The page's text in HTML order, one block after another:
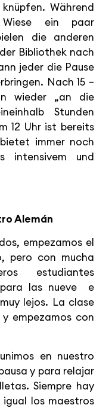
Während
ein paar
die anderen
Bibliothek nach
jeder die Pause
Nach 15 –
wieder „an die
Stunden
12 Uhr ist bereits
immer noch
intensivem und
Alemán
empezamos el
pero con mucha
estudiantes
las nueve e
lejos. La clase
empezamos con
en nuestro
y para relajar
Siempre hay
los maestros